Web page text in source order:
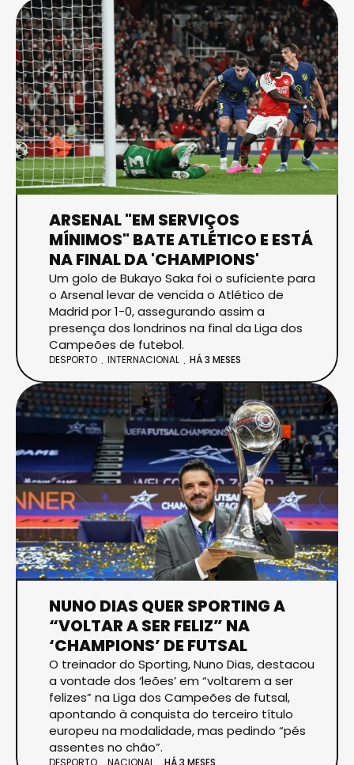
ARSENAL "EM SERVIÇOS
MÍNIMOS" BATE ATLÉTICO E ESTÁ
NA FINAL DA 'CHAMPIONS'
Um golo de Bukayo Saka foi o suficiente para
o Arsenal levar de vencida o Atlético de
Madrid por 1-0, assegurando assim a
presença dos londrinos na final da Liga dos
Campeões de futebol.
DESPORTO INTERNACIONAL HÁ 3 MESES
NUNO DIAS QUER SPORTING A
“VOLTAR A SER FELIZ” NA
‘CHAMPIONS’ DE FUTSAL
O treinador do Sporting, Nuno Dias, destacou
a vontade dos ‘leões’ em “voltarem a ser
felizes” na Liga dos Campeões de futsal,
apontando à conquista do terceiro título
europeu na modalidade, mas pedindo “pés
assentes no chão”.
DESPORTO NACIONAL